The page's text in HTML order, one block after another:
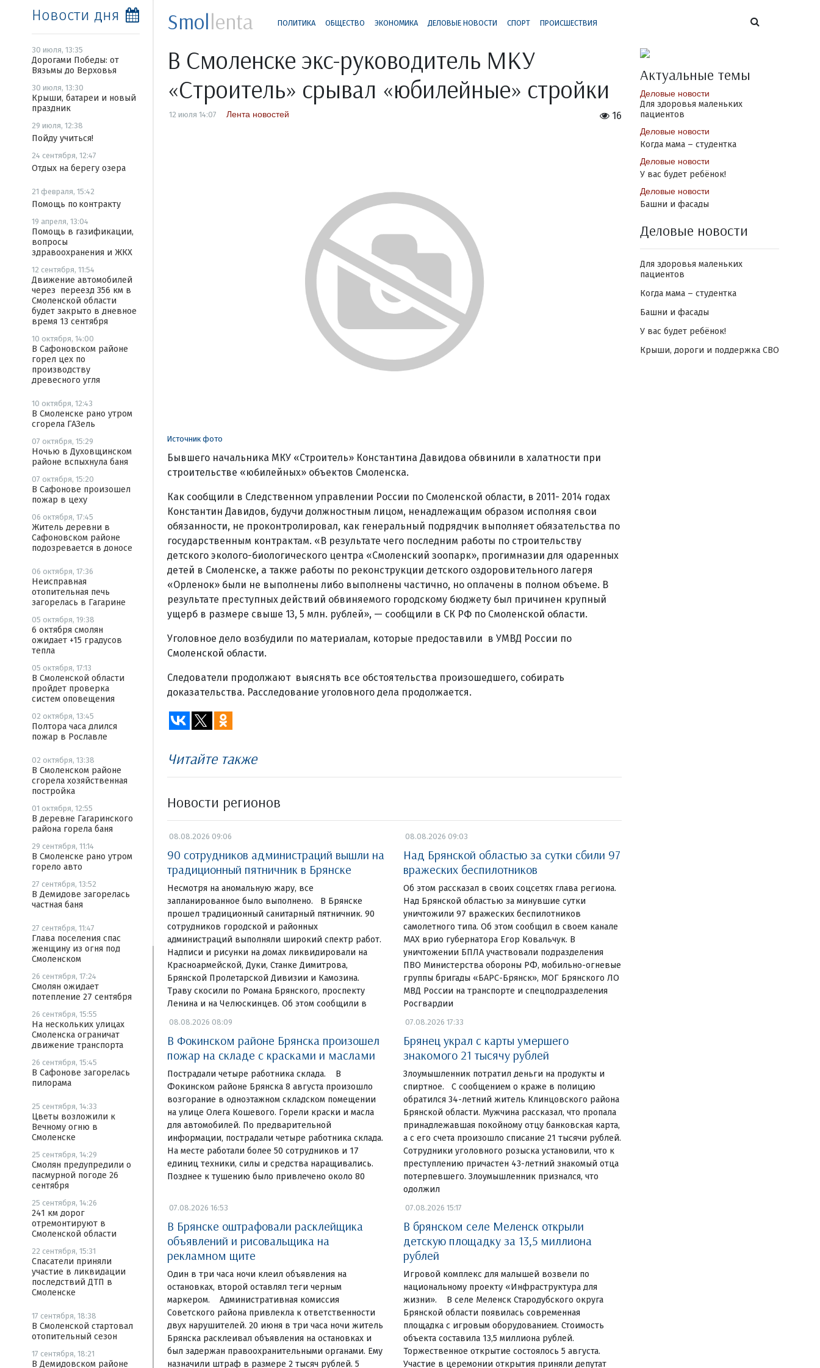
Новости дня
30 июля, 13:35
Дорогами Победы: от
Вязьмы до Верховья
30 июля, 13:30
Крыши, батареи и новый
праздник
29 июля, 12:38
Пойду учиться!
24 сентября, 12:47
Отдых на берегу озера
21 февраля, 15:42
Помощь по контракту
19 апреля, 13:04
Помощь в газификации,
вопросы
здравоохранения и ЖКХ
12 сентября, 11:54
Движение автомобилей
через переезд 356 км в
Смоленской области
будет закрыто в дневное
время 13 сентября
10 октября, 14:00
В Сафоновском районе
горел цех по
производству
древесного угля
10 октября, 12:43
В Смоленске рано утром
сгорела ГАЗель
07 октября, 15:29
Ночью в Духовщинском
районе вспыхнула баня
07 октября, 15:20
В Сафонове произошел
пожар в цеху
06 октября, 17:45
Житель деревни в
Сафоновском районе
подозревается в доносе
06 октября, 17:36
Неисправная
отопительная печь
загорелась в Гагарине
05 октября, 19:38
6 октября смолян
ожидает +15 градусов
тепла
05 октября, 17:13
В Смоленской области
пройдет проверка
систем оповещения
02 октября, 13:45
Полтора часа длился
пожар в Рославле
02 октября, 13:38
В Смоленском районе
сгорела хозяйственная
постройка
01 октября, 12:55
В деревне Гагаринского
района горела баня
29 сентября, 11:14
В Смоленске рано утром
горело авто
27 сентября, 13:52
В Демидове загорелась
частная баня
27 сентября, 11:47
Глава поселения спас
женщину из огня под
Смоленском
26 сентября, 17:24
Смолян ожидает
потепление 27 сентября
26 сентября, 15:55
На нескольких улицах
Смоленска ограничат
движение транспорта
26 сентября, 15:45
В Сафонове загорелась
пилорама
25 сентября, 14:33
Цветы возложили к
Вечному огню в
Смоленске
25 сентября, 14:29
Смолян предупредили о
пасмурной погоде 26
сентября
25 сентября, 14:26
241 км дорог
отремонтируют в
Смоленской области
22 сентября, 15:31
Спасатели приняли
участие в ликвидации
последствий ДТП в
Смоленске
17 сентября, 18:38
В Смоленской стартовал
отопительный сезон
17 сентября, 18:21
В Демидовском районе
Smollenta ПОЛИТИКА ОБЩЕСТВО ЭКОНОМИКА ДЕЛОВЫЕ НОВОСТИ СПОРТ ПРОИСШЕСТВИЯ
В Смоленске экс-руководитель МКУ
«Строитель» срывал «юбилейные» стройки
16
12 июля 14:07 Лента новостей
Источник фото
Бывшего начальника МКУ «Строитель» Константина Давидова обвинили в халатности при
строительстве «юбилейных» объектов Смоленска.
Как сообщили в Следственном управлении России по Смоленской области, в 2011- 2014 годах
Константин Давидов, будучи должностным лицом, ненадлежащим образом исполняя свои
обязанности, не проконтролировал, как генеральный подрядчик выполняет обязательства по
государственным контрактам. «В результате чего последним работы по строительству
детского эколого-биологического центра «Смоленский зоопарк», прогимназии для одаренных
детей в Смоленске, а также работы по реконструкции детского оздоровительного лагеря
«Орленок» были не выполнены либо выполнены частично, но оплачены в полном объеме. В
результате преступных действий обвиняемого городскому бюджету был причинен крупный
ущерб в размере свыше 13, 5 млн. рублей», — сообщили в СК РФ по Смоленской области.
Уголовное дело возбудили по материалам, которые предоставили в УМВД России по
Смоленской области.
Следователи продолжают выяснять все обстоятельства произошедшего, собирать
доказательства. Расследование уголовного дела продолжается.
Читайте также
Новости регионов
08.08.2026 09:06
90 сотрудников администраций вышли на
традиционный пятничник в Брянске
Несмотря на аномальную жару, все
запланированное было выполнено. В Брянске
прошел традиционный санитарный пятничник. 90
сотрудников городской и районных
администраций выполняли широкий спектр работ.
Надписи и рисунки на домах ликвидировали на
Красноармейской, Дуки, Станке Димитрова,
Брянской Пролетарской Дивизии и Камозина.
Траву скосили по Романа Брянского, проспекту
Ленина и на Челюскинцев. Об этом сообщили в
08.08.2026 09:03
Над Брянской областью за сутки сбили 97
вражеских беспилотников
Об этом рассказал в своих соцсетях глава региона.
Над Брянской областью за минувшие сутки
уничтожили 97 вражеских беспилотников
самолетного типа. Об этом сообщил в своем канале
МАХ врио губернатора Егор Ковальчук. В
уничтожении БПЛА участвовали подразделения
ПВО Министерства обороны РФ, мобильно-огневые
группы бригады «БАРС-Брянск», МОГ Брянского ЛО
МВД России на транспорте и спецподразделения
Росгвардии
08.08.2026 08:09
В Фокинском районе Брянска произошел
пожар на складе с красками и маслами
Пострадали четыре работника склада. В
Фокинском районе Брянска 8 августа произошло
возгорание в одноэтажном складском помещении
на улице Олега Кошевого. Горели краски и масла
для автомобилей. По предварительной
информации, пострадали четыре работника склада.
На месте работали более 50 сотрудников и 17
единиц техники, силы и средства наращивались.
Позднее к тушению было привлечено около 80
07.08.2026 17:33
Брянец украл с карты умершего
знакомого 21 тысячу рублей
Злоумышленник потратил деньги на продукты и
спиртное. С сообщением о краже в полицию
обратился 34-летний житель Клинцовского района
Брянской области. Мужчина рассказал, что пропала
принадлежавшая покойному отцу банковская карта,
а с его счета произошло списание 21 тысячи рублей.
Сотрудники уголовного розыска установили, что к
преступлению причастен 43-летний знакомый отца
потерпевшего. Злоумышленник признался, что
одолжил
07.08.2026 16:53
В Брянске оштрафовали расклейщика
объявлений и рисовальщика на
рекламном щите
Один в три часа ночи клеил объявления на
остановках, второй оставлял теги черным
маркером. Административная комиссия
Советского района привлекла к ответственности
двух нарушителей. 20 июня в три часа ночи житель
Брянска расклеивал объявления на остановках и
был задержан правоохранительными органами. Ему
назначили штраф в размере 2 тысяч рублей. 5
07.08.2026 15:17
В брянском селе Меленск открыли
детскую площадку за 13,5 миллиона
рублей
Игровой комплекс для малышей возвели по
национальному проекту «Инфраструктура для
жизни». В селе Меленск Стародубского округа
Брянской области появилась современная
площадка с игровым оборудованием. Стоимость
объекта составила 13,5 миллиона рублей.
Торжественное открытие состоялось 5 августа.
Участие в церемонии открытия приняли депутат
Актуальные темы
Деловые новости
Для здоровья маленьких
пациентов
Деловые новости
Когда мама – студентка
Деловые новости
У вас будет ребёнок!
Деловые новости
Башни и фасады
Деловые новости
Для здоровья маленьких
пациентов
Когда мама – студентка
Башни и фасады
У вас будет ребёнок!
Крыши, дороги и поддержка СВО